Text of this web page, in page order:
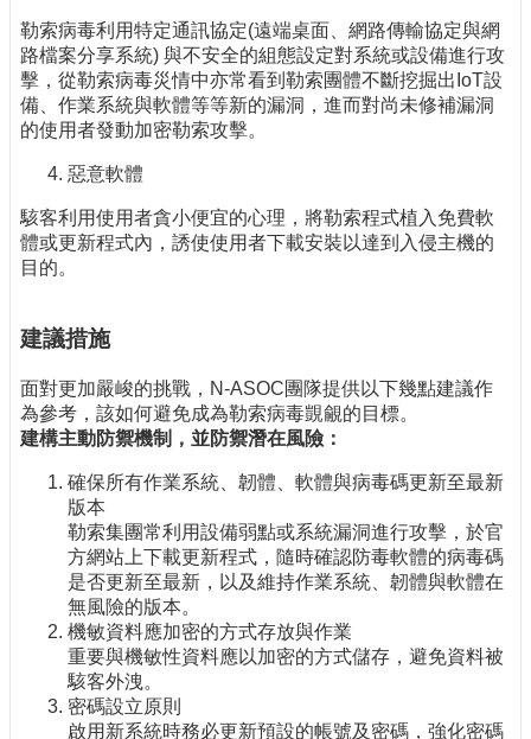
勒索病毒利用特定通訊協定(遠端桌面、網路傳輸協定與網
路檔案分享系統) 與不安全的組態設定對系統或設備進行攻
擊，從勒索病毒災情中亦常看到勒索團體不斷挖掘出IoT設
備、作業系統與軟體等等新的漏洞，進而對尚未修補漏洞
的使用者發動加密勒索攻擊。
惡意軟體
駭客利用使用者貪小便宜的心理，將勒索程式植入免費軟
體或更新程式內，誘使使用者下載安裝以達到入侵主機的
目的。
建議措施
面對更加嚴峻的挑戰，N-ASOC團隊提供以下幾點建議作
為參考，該如何避免成為勒索病毒覬覦的目標。
建構主動防禦機制，並防禦潛在風險：
確保所有作業系統、韌體、軟體與病毒碼更新至最新
版本
勒索集團常利用設備弱點或系統漏洞進行攻擊，於官
方網站上下載更新程式，隨時確認防毒軟體的病毒碼
是否更新至最新，以及維持作業系統、韌體與軟體在
無風險的版本。
機敏資料應加密的方式存放與作業
重要與機敏性資料應以加密的方式儲存，避免資料被
駭客外洩。
密碼設立原則
啟用新系統時務必更新預設的帳號及密碼，強化密碼